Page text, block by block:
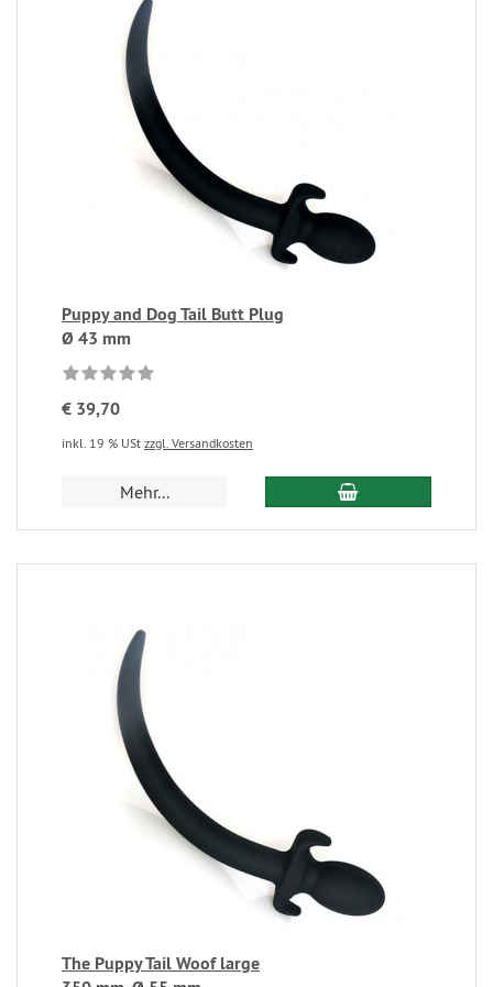
Puppy and Dog Tail Butt Plug
Ø 43 mm
€ 39,70
inkl. 19 % USt zzgl. Versandkosten
Mehr...
The Puppy Tail Woof large